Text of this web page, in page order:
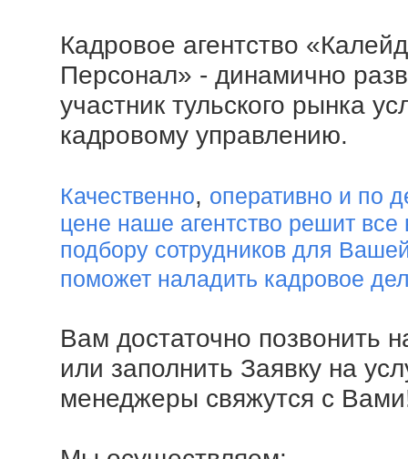
Кадровое агентство
Персонал» - динамично
участник тульского рынка
кадровому управлению.
Качественно, оперативно и по
цене наше агентство решит
подбору сотрудников для
поможет наладить кадровое
Вам достаточно позвонить
или заполнить Заявку на
менеджеры свяжутся с